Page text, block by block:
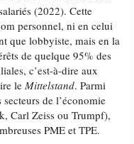
(2022). Cette
personnel, ni en celui
que lobbyiste, mais en la
de quelque 95% des
c’est-à-dire aux
leMittelstand. Parmi
de l’économie
Carl Zeiss ou Trumpf),
PME et TPE.